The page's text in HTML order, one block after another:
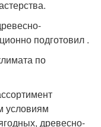
подготовил .
по
условиям
древесно-